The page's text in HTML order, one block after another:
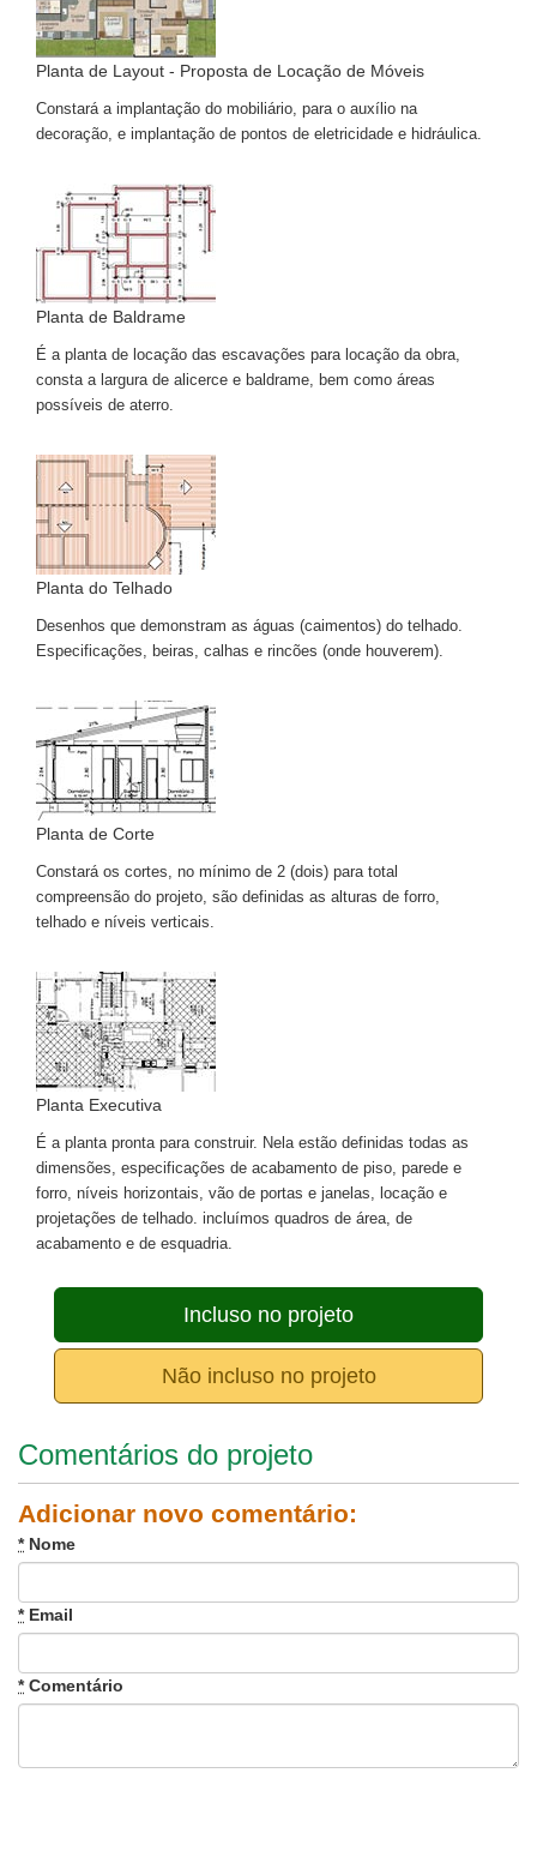
Planta de Layout - Proposta de Locação de Móveis
Constará a implantação do mobiliário, para o auxílio na
decoração, e implantação de pontos de eletricidade e hidráulica.
Planta de Baldrame
É a planta de locação das escavações para locação da obra,
consta a largura de alicerce e baldrame, bem como áreas
possíveis de aterro.
Planta do Telhado
Desenhos que demonstram as águas (caimentos) do telhado.
Especificações, beiras, calhas e rincões (onde houverem).
Planta de Corte
Constará os cortes, no mínimo de 2 (dois) para total
compreensão do projeto, são definidas as alturas de forro,
telhado e níveis verticais.
Planta Executiva
É a planta pronta para construir. Nela estão definidas todas as
dimensões, especificações de acabamento de piso, parede e
forro, níveis horizontais, vão de portas e janelas, locação e
projetações de telhado. incluímos quadros de área, de
acabamento e de esquadria.
Incluso no projeto
Não incluso no projeto
Comentários do projeto
Adicionar novo comentário:
*Nome
*Email
*Comentário